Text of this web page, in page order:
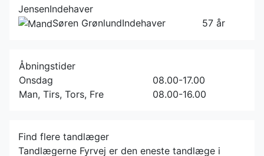
JensenIndehaver
Søren GrønlundIndehaver 57 år
Åbningstider
Onsdag
08.00-17.00
Man, Tirs, Tors, Fre
08.00-16.00
Find flere tandlæger
Tandlægerne Fyrvej er den eneste tandlæge i